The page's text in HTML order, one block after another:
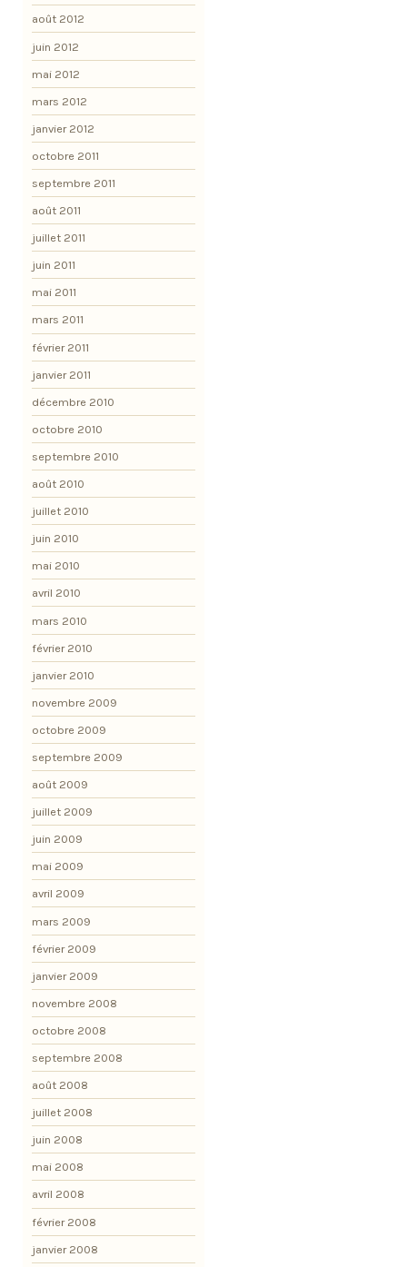
août 2012
juin 2012
mai 2012
mars 2012
janvier 2012
octobre 2011
septembre 2011
août 2011
juillet 2011
juin 2011
mai 2011
mars 2011
février 2011
janvier 2011
décembre 2010
octobre 2010
septembre 2010
août 2010
juillet 2010
juin 2010
mai 2010
avril 2010
mars 2010
février 2010
janvier 2010
novembre 2009
octobre 2009
septembre 2009
août 2009
juillet 2009
juin 2009
mai 2009
avril 2009
mars 2009
février 2009
janvier 2009
novembre 2008
octobre 2008
septembre 2008
août 2008
juillet 2008
juin 2008
mai 2008
avril 2008
février 2008
janvier 2008